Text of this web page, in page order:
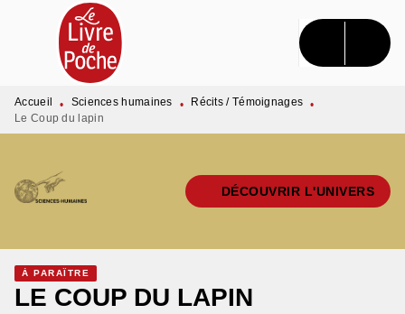
MENU RECHERCHE CONTENU
PIED DE PAGE
Accueil • Sciences humaines • Récits / Témoignages •
Le Coup du lapin
DÉCOUVRIR L'UNIVERS
À PARAÎTRE
LE COUP DU LAPIN